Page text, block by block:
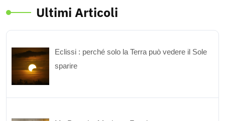
Ultimi Articoli
Eclissi : perché solo la Terra può vedere il Sole
sparire